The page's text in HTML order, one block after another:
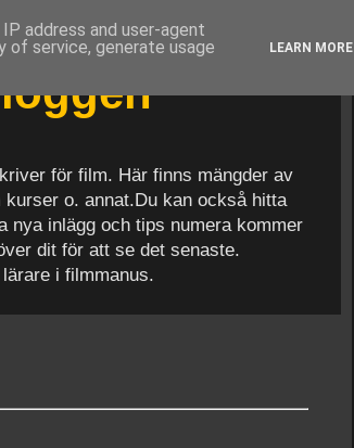
för film. Här finns mängder av
o. annat.Du kan också hitta
nya inlägg och tips numera kommer
dit för att se det senaste.
i filmmanus.
address and user-agent
of service, generate usage
LEARN MORE